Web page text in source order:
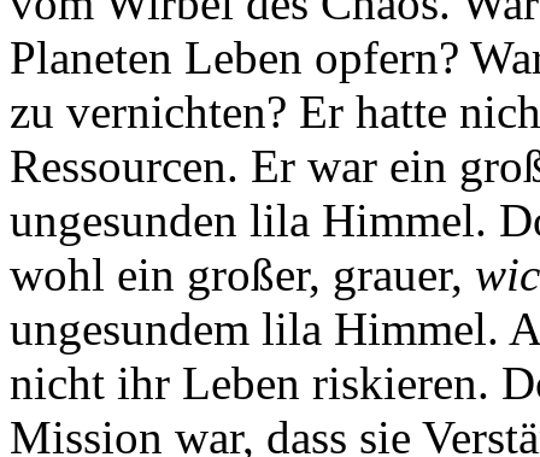
Planeten Leben opfern?
zu vernichten? Er hatte
Ressourcen. Er war ein
ungesunden lila Himmel.
wohl ein großer, grauer,
ungesundem lila Himmel.
nicht ihr Leben riskieren.
Mission war, dass sie